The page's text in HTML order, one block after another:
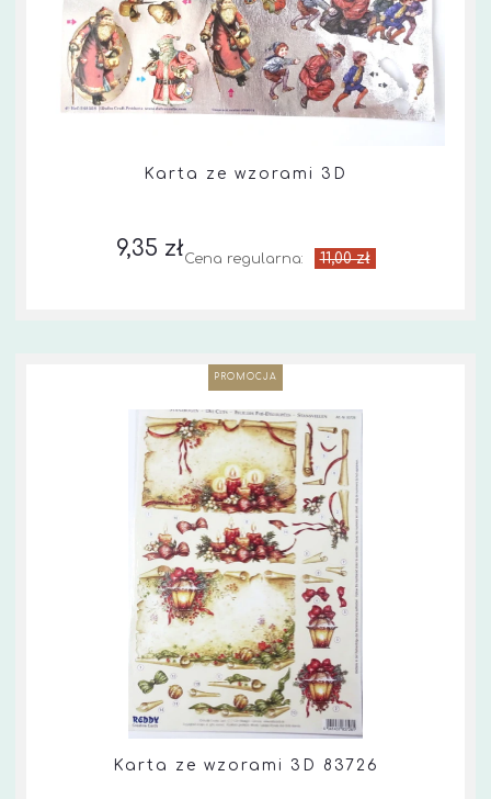
Karta ze wzorami 3D
9,35 złCena regularna: 11,00 zł
Karta ze wzorami 3D 83726
PROMOCJA